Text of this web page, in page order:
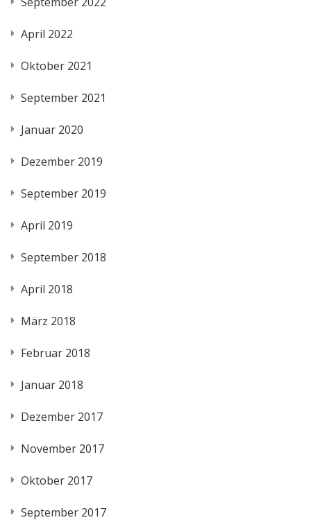
April 2022
Oktober 2021
September 2021
Januar 2020
Dezember 2019
September 2019
April 2019
September 2018
April 2018
März 2018
Februar 2018
Januar 2018
Dezember 2017
November 2017
Oktober 2017
September 2017